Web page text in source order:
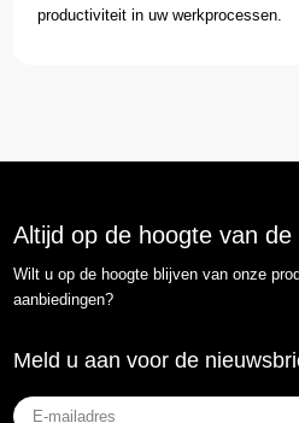
productiviteit in uw werkprocessen.
Altijd op de hoogte van
Wilt u op de hoogte blijven van onze
aanbiedingen?
Meld u aan voor de
E-